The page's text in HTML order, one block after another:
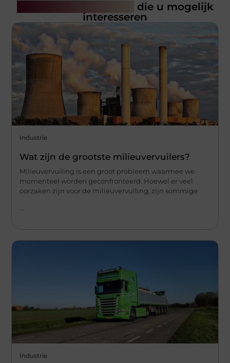
die u mogelijk
interesseren
Industrie
Wat zijn de grootste milieuvervuilers?
Milieuvervuiling is een groot probleem waarmee we
momenteel worden geconfronteerd. Hoewel er veel
oorzaken zijn voor de milieuvervuiling, zijn sommige
...
Industrie